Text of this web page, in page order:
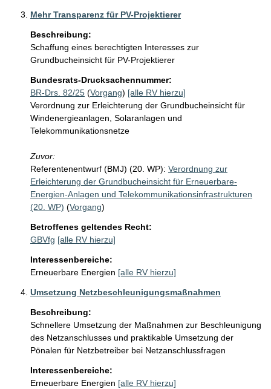
Mehr Transparenz für PV-Projektierer
Beschreibung:
Schaffung eines berechtigten Interesses zur
Grundbucheinsicht für PV-Projektierer
Bundesrats-Drucksachennummer:
BR-Drs. 82/25 (Vorgang) [alle RV hierzu]
Verordnung zur Erleichterung der Grundbucheinsicht für
Windenergieanlagen, Solaranlagen und
Telekommunikationsnetze
Zuvor:
Referentenentwurf (BMJ) (20. WP): Verordnung zur
Erleichterung der Grundbucheinsicht für Erneuerbare-
Energien-Anlagen und Telekommunikationsinfrastrukturen
(20. WP) (Vorgang)
Betroffenes geltendes Recht:
GBVfg [alle RV hierzu]
Interessenbereiche:
Erneuerbare Energien [alle RV hierzu]
Umsetzung Netzbeschleunigungsmaßnahmen
Beschreibung:
Schnellere Umsetzung der Maßnahmen zur Beschleunigung
des Netzanschlusses und praktikable Umsetzung der
Pönalen für Netzbetreiber bei Netzanschlussfragen
Interessenbereiche:
Erneuerbare Energien [alle RV hierzu]